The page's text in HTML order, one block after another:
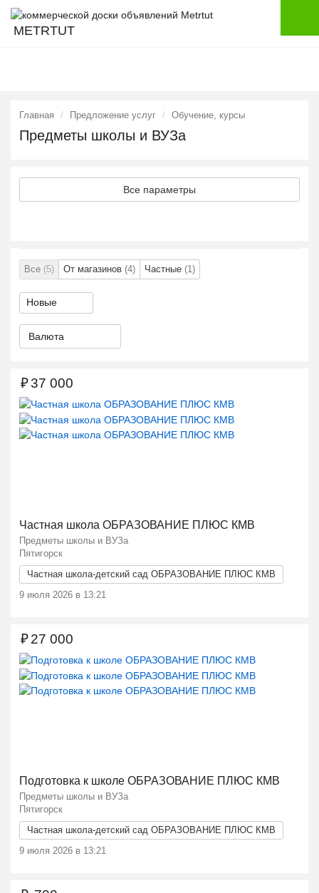
METRTUT
Главная Предложение услуг Обучение, курсы
Предметы школы и ВУЗа
Все параметры
Все (5) От магазинов (4) Частные (1)
Валюта
Ещё 2 фото
Частная школа ОБРАЗОВАНИЕ ПЛЮС КМВ
Предметы школы и ВУЗа
Пятигорск
Частная школа-детский сад ОБРАЗОВАНИЕ ПЛЮС КМВ
9 июля 2026 в 13:21
₽37 000
Подготовка к школе ОБРАЗОВАНИЕ ПЛЮС КМВ
Предметы школы и ВУЗа
Пятигорск
Частная школа-детский сад ОБРАЗОВАНИЕ ПЛЮС КМВ
9 июля 2026 в 13:21
₽27 000